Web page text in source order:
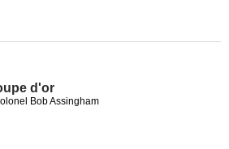
d'or
Bob Assingham